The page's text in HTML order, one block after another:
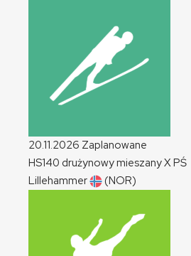
20.11.2026 Zaplanowane
HS140 drużynowy mieszanyXPŚ
Lillehammer
(NOR)